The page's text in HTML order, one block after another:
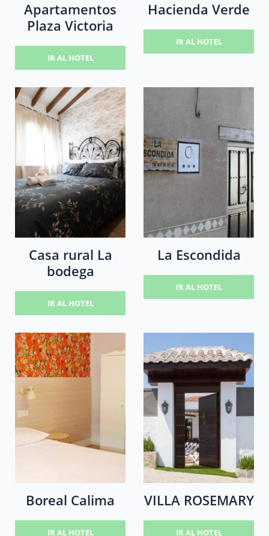
Apartamentos
Plaza Victoria
IR AL HOTEL
Hacienda Verde
IR AL HOTEL
Casa rural La
bodega
IR AL HOTEL
La Escondida
IR AL HOTEL
Boreal Calima
IR AL HOTEL
VILLA ROSEMARY
IR AL HOTEL